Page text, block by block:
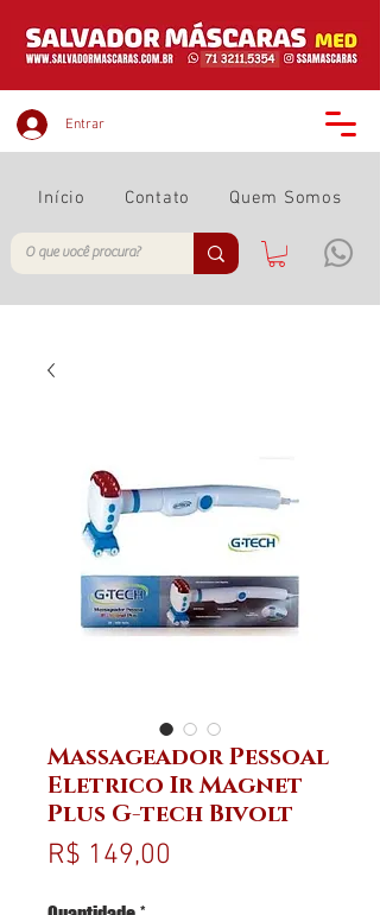
Início Contato Quem Somos
Entrar
Massageador Pessoal
Eletrico Ir Magnet
Plus G-tech Bivolt
R$ 149,00